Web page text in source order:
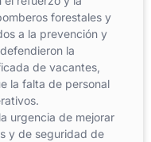
forestales y
a la prevención y
la
de vacantes,
la falta de personal
urgencia de mejorar
y de seguridad de